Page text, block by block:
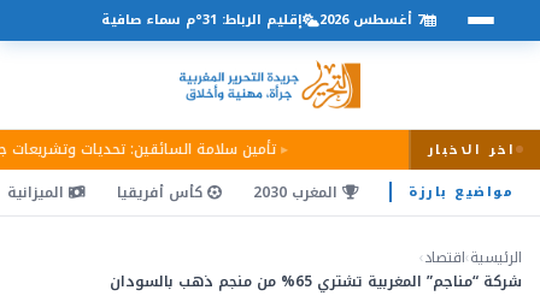
اخر الاخبار تأمين سلامة السائقين: تحديات
7 أغسطس 2026 إقليم الرباط: 31°م سماء صافية
مواضيع بارزة المغرب 2030 كأس أفريقيا الميزانية
الرئيسية›اقتصاد›
شركة “مناجم” المغربية تشتري 65% من منجم ذهب بالسودان